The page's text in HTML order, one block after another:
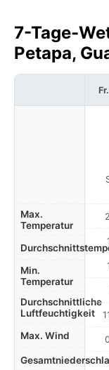
7-Tage-
Petapa,
Max.
Temperatur
Min.
Temperatur
Durchschnittliche
Luftfeuchtigkeit
Max. Wind